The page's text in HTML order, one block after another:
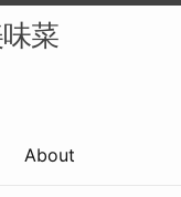
菜
About